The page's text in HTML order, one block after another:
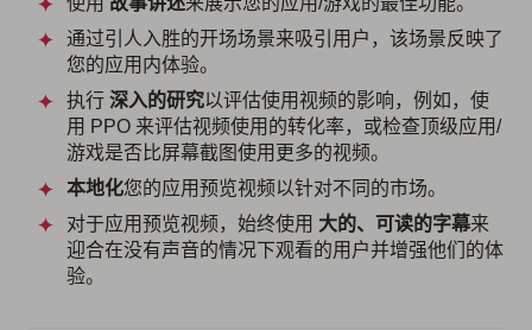
通过引人入胜的开场场景来吸引用户，该场景反映了
您的应用内体验。
执行 深入的研究以评估使用视频的影响，例如，使
用 PPO 来评估视频使用的转化率，或检查顶级应用/
游戏是否比屏幕截图使用更多的视频。
本地化您的应用预览视频以针对不同的市场。
对于应用预览视频，始终使用 大的、可读的字幕来
迎合在没有声音的情况下观看的用户并增强他们的体
验。